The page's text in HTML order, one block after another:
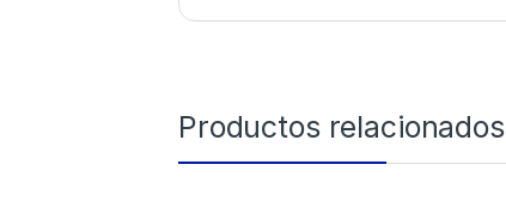
Productos relacionados